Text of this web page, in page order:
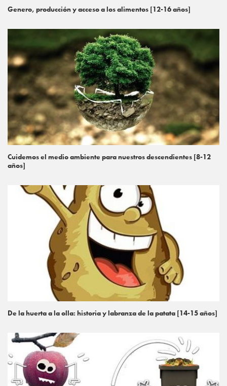
Genero, producción y acceso a los alimentos [12-16 años]
Cuidemos el medio ambiente para nuestros descendientes [8-12
años]
De la huerta a la olla: historia y labranza de la patata [14-15 años]